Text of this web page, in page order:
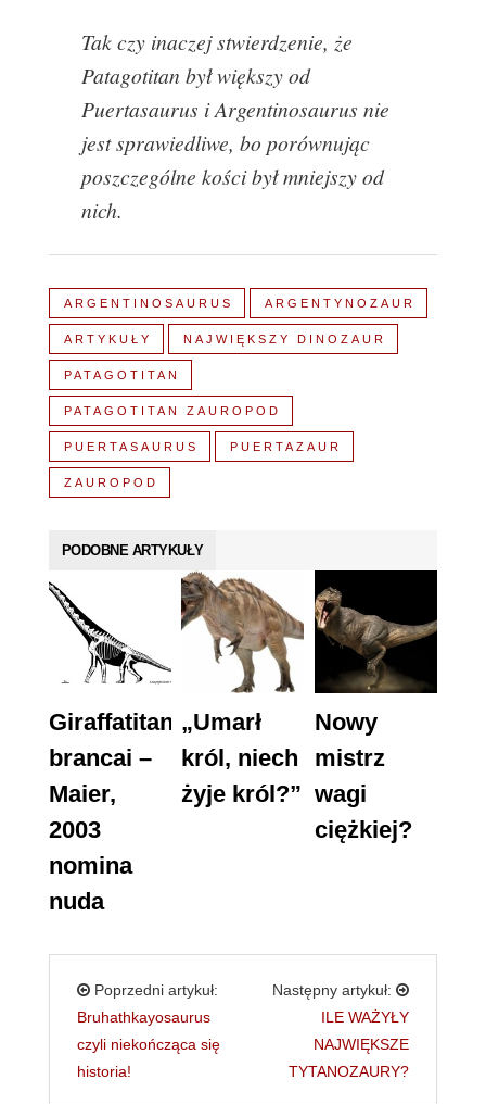
Tak czy inaczej stwierdzenie, że
Patagotitan był większy od
Puertasaurus iArgentinosaurus nie
jest sprawiedliwe, bo porównując
poszczególne kości był mniejszy od
nich.
ARGENTINOSAURUS ARGENTYNOZAUR
ARTYKUŁY NAJWIĘKSZY DINOZAUR
PATAGOTITAN
PATAGOTITAN ZAUROPOD
PUERTASAURUS PUERTAZAUR
ZAUROPOD
PODOBNE ARTYKUŁY
Giraffatitan
brancai –
Maier,
2003
nomina
nuda
„Umarł
król, niech
żyje król?”
Nowy
mistrz
wagi
ciężkiej?
Poprzedni artykuł:
Bruhathkayosaurus
czyli niekończąca się
historia!
Następny artykuł:
ILE WAŻYŁY
NAJWIĘKSZE
TYTANOZAURY?